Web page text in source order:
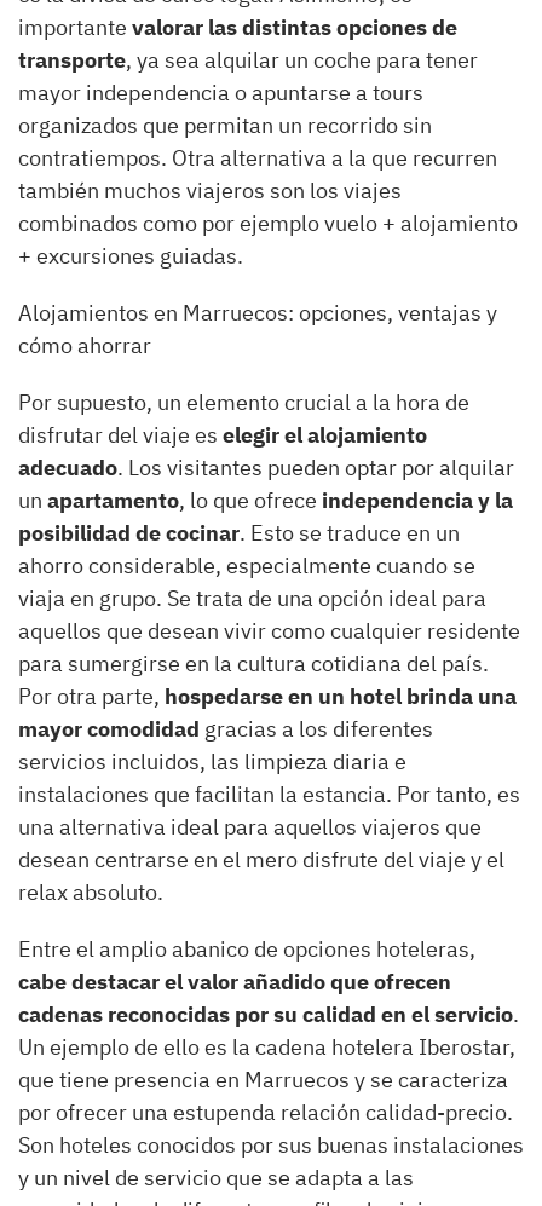
importante valorar las distintas opciones de
transporte, ya sea alquilar un coche para tener
mayor independencia o apuntarse a tours
organizados que permitan un recorrido sin
contratiempos. Otra alternativa a la que recurren
también muchos viajeros son los viajes
combinados como por ejemplo vuelo + alojamiento
+ excursiones guiadas.
Alojamientos en Marruecos: opciones, ventajas y
cómo ahorrar
Por supuesto, un elemento crucial a la hora de
disfrutar del viaje es elegir el alojamiento
adecuado. Los visitantes pueden optar por alquilar
un apartamento, lo que ofrece independencia y la
posibilidad de cocinar. Esto se traduce en un
ahorro considerable, especialmente cuando se
viaja en grupo. Se trata de una opción ideal para
aquellos que desean vivir como cualquier residente
para sumergirse en la cultura cotidiana del país.
Por otra parte, hospedarse en un hotel brinda una
mayor comodidad gracias a los diferentes
servicios incluidos, las limpieza diaria e
instalaciones que facilitan la estancia. Por tanto, es
una alternativa ideal para aquellos viajeros que
desean centrarse en el mero disfrute del viaje y el
relax absoluto.
Entre el amplio abanico de opciones hoteleras,
cabe destacar el valor añadido que ofrecen
cadenas reconocidas por su calidad en el servicio.
Un ejemplo de ello es la cadena hotelera Iberostar,
que tiene presencia en Marruecos y se caracteriza
por ofrecer una estupenda relación calidad-precio.
Son hoteles conocidos por sus buenas instalaciones
y un nivel de servicio que se adapta a las